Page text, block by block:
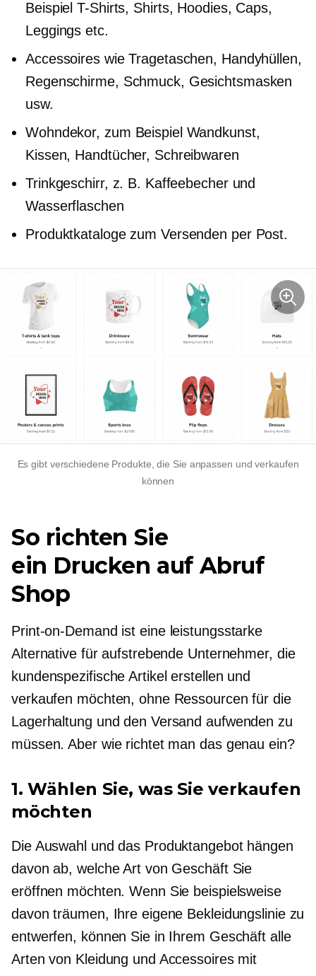
BeispielT-Shirts, Shirts, Hoodies, Caps,
Leggings etc.
Accessoires wie Tragetaschen, Handyhüllen,
Regenschirme, Schmuck, Gesichtsmasken
usw.
Wohndekor, zum Beispiel Wandkunst,
Kissen, Handtücher, Schreibwaren
Trinkgeschirr, z. B. Kaffeebecher und
Wasserflaschen
Produktkataloge zum Versenden per Post.
Es gibt verschiedene Produkte, die Sie anpassen und verkaufen
können
So richten Sie
ein Drucken auf Abruf
Shop
Print-on-Demand ist eine leistungsstarke
Alternative für aufstrebende Unternehmer, die
kundenspezifische Artikel erstellen und
verkaufen möchten, ohne Ressourcen für die
Lagerhaltung und den Versand aufwenden zu
müssen. Aber wie richtet man das genau ein?
1. Wählen Sie, was Sie verkaufen
möchten
Die Auswahl und das Produktangebot hängen
davon ab, welche Art von Geschäft Sie
eröffnen möchten. Wenn Sie beispielsweise
davon träumen, Ihre eigene Bekleidungslinie zu
entwerfen, können Sie in Ihrem Geschäft alle
Arten von Kleidung und Accessoires mit